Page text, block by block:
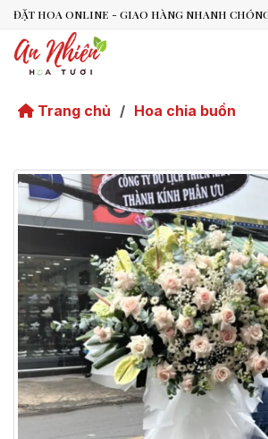
Trang chủ / Hoa chia buồn
An Nhiên Flowers
Vừa xong
Bạn có thể để lại yêu cầu, mình sẽ phản hồi sớm.